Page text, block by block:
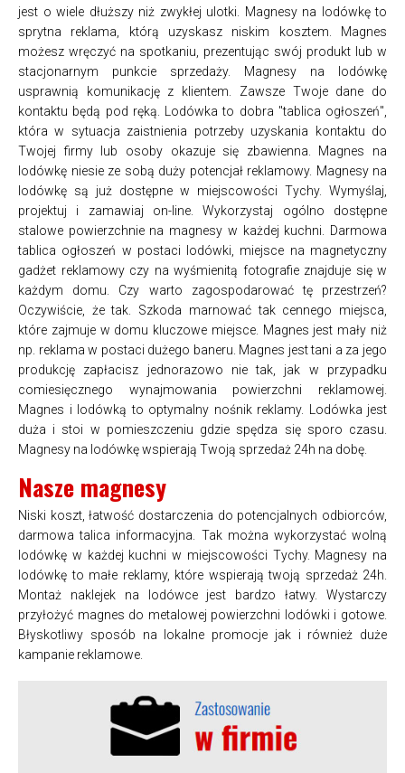
jest o wiele dłuższy niż zwykłej ulotki. Magnesy na lodówkę to
sprytna reklama, którą uzyskasz niskim kosztem. Magnes
możesz wręczyć na spotkaniu, prezentując swój produkt lub w
stacjonarnym punkcie sprzedaży. Magnesy na lodówkę
usprawnią komunikację z klientem. Zawsze Twoje dane do
kontaktu będą pod ręką. Lodówka to dobra "tablica ogłoszeń",
która w sytuacja zaistnienia potrzeby uzyskania kontaktu do
Twojej firmy lub osoby okazuje się zbawienna. Magnes na
lodówkę niesie ze sobą duży potencjał reklamowy. Magnesy na
lodówkę są już dostępne w miejscowości Tychy. Wymyślaj,
projektuj i zamawiaj on-line. Wykorzystaj ogólno dostępne
stalowe powierzchnie na magnesy w każdej kuchni. Darmowa
tablica ogłoszeń w postaci lodówki, miejsce na magnetyczny
gadżet reklamowy czy na wyśmienitą fotografie znajduje się w
każdym domu. Czy warto zagospodarować tę przestrzeń?
Oczywiście, że tak. Szkoda marnować tak cennego miejsca,
które zajmuje w domu kluczowe miejsce. Magnes jest mały niż
np. reklama w postaci dużego baneru. Magnes jest tani a za jego
produkcję zapłacisz jednorazowo nie tak, jak w przypadku
comiesięcznego wynajmowania powierzchni reklamowej.
Magnes i lodówką to optymalny nośnik reklamy. Lodówka jest
duża i stoi w pomieszczeniu gdzie spędza się sporo czasu.
Magnesy na lodówkę wspierają Twoją sprzedaż 24h na dobę.
Nasze magnesy
Niski koszt, łatwość dostarczenia do potencjalnych odbiorców,
darmowa talica informacyjna. Tak można wykorzystać wolną
lodówkę w każdej kuchni w miejscowości Tychy. Magnesy na
lodówkę to małe reklamy, które wspierają twoją sprzedaż 24h.
Montaż naklejek na lodówce jest bardzo łatwy. Wystarczy
przyłożyć magnes do metalowej powierzchni lodówki i gotowe.
Błyskotliwy sposób na lokalne promocje jak i również duże
kampanie reklamowe.